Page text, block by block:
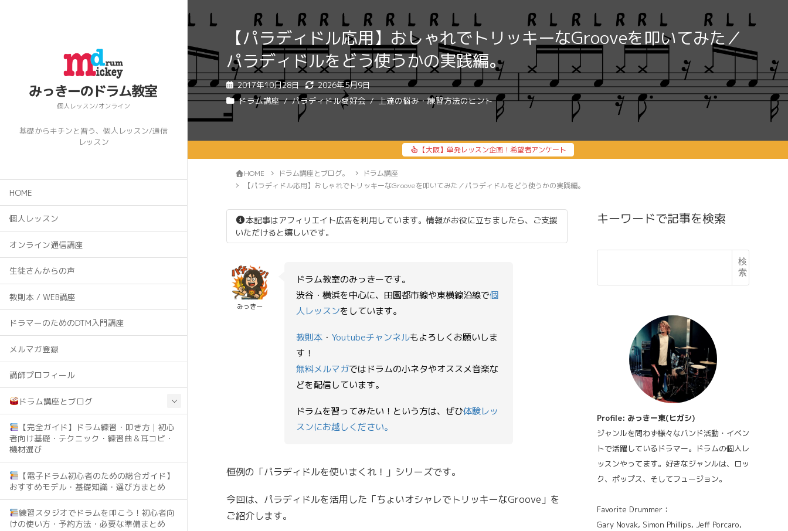
基礎からキチンと習う、個人レッスン/通信
レッスン
HOME
個人レッスン
オンライン通信講座
生徒さんからの声
教則本 / WEB講座
ドラマーのためのDTM入門講座
メルマガ登録
講師プロフィール
ドラム講座とブログ
【完全ガイド】ドラム練習・叩き方｜初心
者向け基礎・テクニック・練習曲＆耳コピ・
機材選び
【電子ドラム初心者のための総合ガイド】
おすすめモデル・基礎知識・選び方まとめ
練習スタジオでドラムを叩こう！初心者向
けの使い方・予約方法・必要な準備まとめ
【パラディドル応用】おしゃれでトリッキーなGrooveを叩いてみた／
パラディドルをどう使うかの実践編。
2017年10月28日
2026年5月9日
ドラム講座
パラディドル愛好会 上達の悩み・練習方法のヒント
【大阪】単発レッスン企画！希望者アンケート
HOME ドラム講座とブログ。
ドラム講座
【パラディドル応用】おしゃれでトリッキーなGrooveを叩いてみた／パラディドルをどう使うかの実践編。
本記事はアフィリエイト広告を利用しています。情報がお役に立ちましたら、ご支援
いただけると嬉しいです。
みっきー
ドラム教室のみっきーです。
渋谷・横浜を中心に、田園都市線や東横線沿線で個
人レッスンをしています。
教則本・ Youtubeチャンネルもよろしくお願いしま
す！
無料メルマガではドラムの小ネタやオススメ音楽な
どを配信しています。
ドラムを習ってみたい！という方は、ぜひ体験レッ
スンにお越しください。
恒例の「パラディドルを使いまくれ！」シリーズです。
今回は、パラディドルを活用した「ちょいオシャレでトリッキーなGroove」を
ご紹介します。
キーワードで記事を検索
検
索
Profile: みっきー東(ヒガシ)
ジャンルを問わず様々なバンド活動・イベン
トで活躍しているドラマー。ドラムの個人レ
ッスンやってます。好きなジャンルは、ロッ
ク、ポップス、そしてフュージョン。
Favorite Drummer：
Gary Novak, Simon Phillips, Jeff Porcaro,